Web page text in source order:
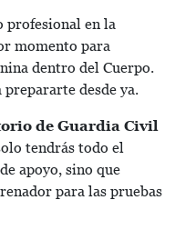
profesional en la
momento para
dentro del Cuerpo.
prepararte desde ya.
de Guardia Civil
tendrás todo el
apoyo, sino que
para las pruebas